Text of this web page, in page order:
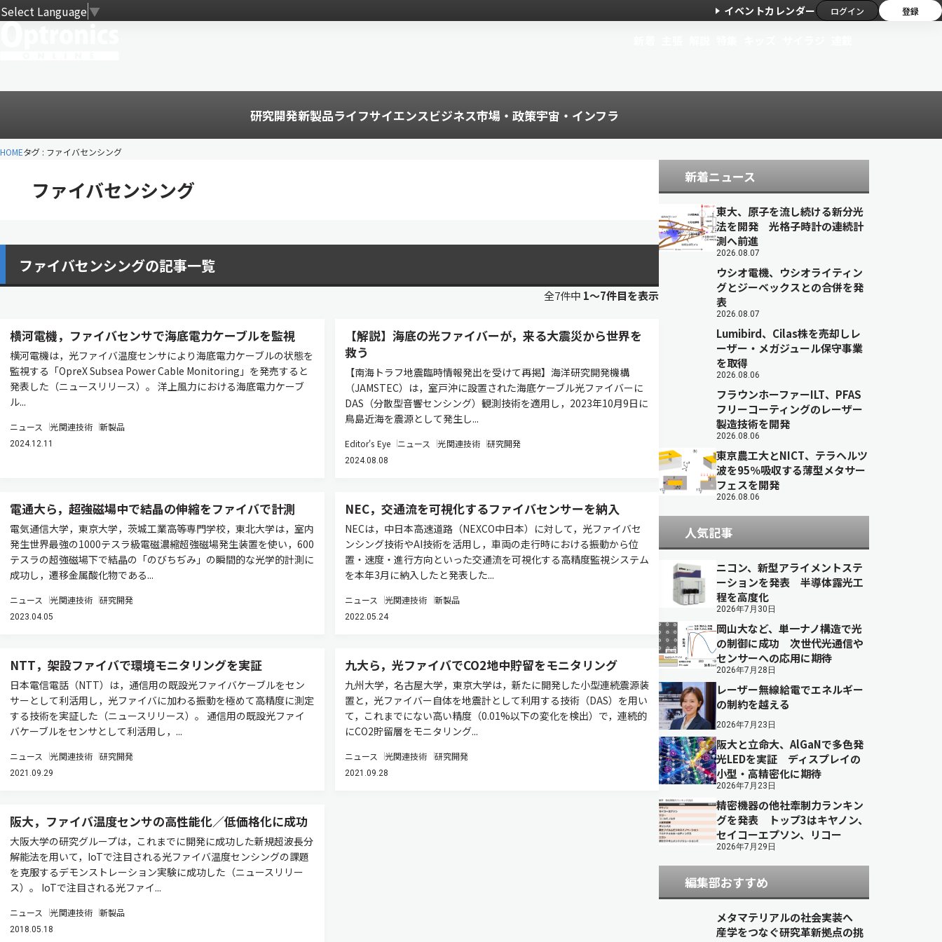
Select Language▼ イベントカレンダー ログイン 登録
研究開発新製品ライフサイエンスビジネス市場・政策宇宙・インフラ
HOMEタグ : ファイバセンシング
ファイバセンシング
ファイバセンシングの記事一覧
全7件中 1〜7件目を表示
横河電機，ファイバセンサで海底電力ケーブルを監視
横河電機は，光ファイバ温度センサにより海底電力ケーブルの状態を
監視する「OpreX Subsea Power Cable Monitoring」を発売すると
発表した（ニュースリリース）。 洋上風力における海底電力ケーブ
ル...
ニュース 光関連技術 新製品
2024.12.11
【解説】海底の光ファイバーが，来る大震災から世界を
救う
【南海トラフ地震臨時情報発出を受けて再掲】海洋研究開発機構
（JAMSTEC）は，室戸沖に設置された海底ケーブル光ファイバーに
DAS（分散型音響センシング）観測技術を適用し，2023年10月9日に
鳥島近海を震源として発生し...
Editor's Eye ニュース 光関連技術 研究開発
2024.08.08
電通大ら，超強磁場中で結晶の伸縮をファイバで計測
電気通信大学，東京大学，茨城工業高等専門学校，東北大学は，室内
発生世界最強の1000テスラ級電磁濃縮超強磁場発生装置を使い，600
テスラの超強磁場下で結晶の「のびちぢみ」の瞬間的な光学的計測に
成功し，遷移金属酸化物である...
ニュース 光関連技術 研究開発
2023.04.05
NEC，交通流を可視化するファイバセンサーを納入
NECは，中日本高速道路（NEXCO中日本）に対して，光ファイバセ
ンシング技術やAI技術を活用し，車両の走行時における振動から位
置・速度・進行方向といった交通流を可視化する高精度監視システム
を本年3月に納入したと発表した...
ニュース 光関連技術 新製品
2022.05.24
NTT，架設ファイバで環境モニタリングを実証
日本電信電話（NTT）は，通信用の既設光ファイバケーブルをセン
サーとして利活用し，光ファイバに加わる振動を極めて高精度に測定
する技術を実証した（ニュースリリース）。 通信用の既設光ファイ
バケーブルをセンサとして利活用し，...
ニュース 光関連技術 研究開発
2021.09.29
九大ら，光ファイバでCO2地中貯留をモニタリング
九州大学，名古屋大学，東京大学は，新たに開発した小型連続震源装
置と，光ファイバー自体を地震計として利用する技術（DAS）を用い
て，これまでにない高い精度（0.01%以下の変化を検出）で，連続的
にCO2貯留層をモニタリング...
ニュース 光関連技術 研究開発
2021.09.28
阪大，ファイバ温度センサの高性能化／低価格化に成功
大阪大学の研究グループは，これまでに開発に成功した新規超波長分
解能法を用いて，IoTで注目される光ファイバ温度センシングの課題
を克服するデモンストレーション実験に成功した（ニュースリリー
ス）。 IoTで注目される光ファイ...
ニュース 光関連技術 新製品
2018.05.18
新着ニュース
東大、原子を流し続ける新分光
法を開発 光格子時計の連続計
測へ前進
2026.08.07
ウシオ電機、ウシオライティン
グとジーベックスとの合併を発
表
2026.08.07
Lumibird、Cilas株を売却しレ
ーザー・メガジュール保守事業
を取得
2026.08.06
フラウンホーファーILT、PFAS
フリーコーティングのレーザー
製造技術を開発
2026.08.06
東京農工大とNICT、テラヘルツ
波を95％吸収する薄型メタサー
フェスを開発
2026.08.06
人気記事
ニコン、新型アライメントステ
ーションを発表 半導体露光工
程を高度化
2026年7月30日
岡山大など、単一ナノ構造で光
の制御に成功 次世代光通信や
センサーへの応用に期待
2026年7月28日
レーザー無線給電でエネルギー
の制約を越える
2026年7月23日
阪大と立命大、AlGaNで多色発
光LEDを実証 ディスプレイの
小型・高精密化に期待
2026年7月23日
精密機器の他社牽制力ランキン
グを発表 トップ3はキヤノン、
セイコーエプソン、リコー
2026年7月29日
編集部おすすめ
メタマテリアルの社会実装へ
産学をつなぐ研究革新拠点の挑